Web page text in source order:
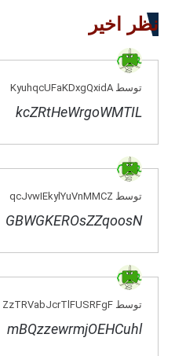
نظر اخیر
توسط KyuhqcUFaKDxgQxidA
kcZRtHeWrgoWMTIL
توسط qcJvwIEkylYuVnMMCZ
GBWGKEROsZZqoosN
توسط ZzTRVabJcrTlFUSRFgF
mBQzzewrmjOEHCuhl